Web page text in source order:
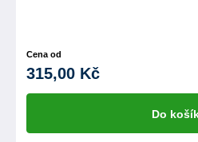
Cena od
315,00 Kč
Do